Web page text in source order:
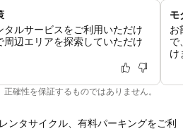
ルサービスをご利用いただけ
周辺エリアを探索していただけ
モ
お
で
け
確性を保証するものではありません。
ンタサイクル、有料パーキングをご利